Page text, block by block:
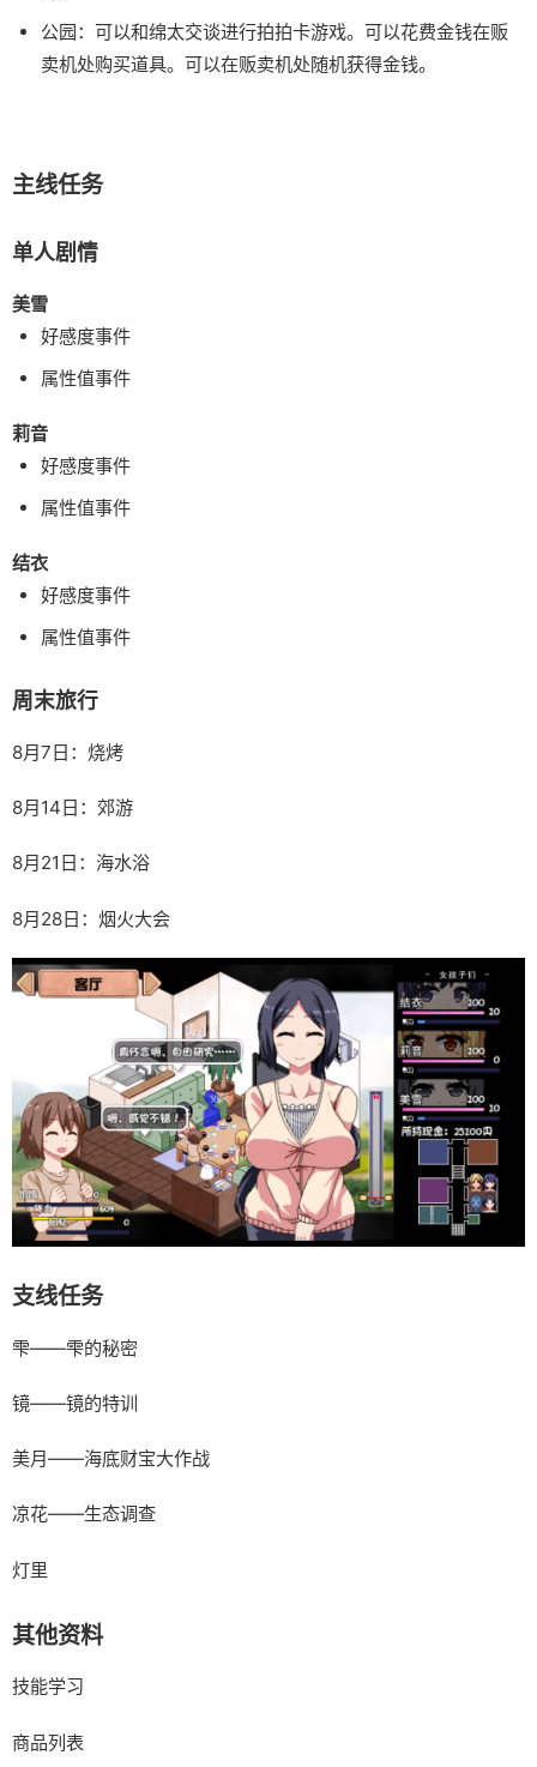
公园：可以和绵太交谈进行拍拍卡游戏。可以花费金钱在贩
卖机处购买道具。可以在贩卖机处随机获得金钱。
主线任务
单人剧情
美雪
好感度事件
属性值事件
莉音
好感度事件
属性值事件
结衣
好感度事件
属性值事件
周末旅行
8月7日：烧烤
8月14日：郊游
8月21日：海水浴
8月28日：烟火大会
支线任务
雫——雫的秘密
镜——镜的特训
美月——海底财宝大作战
凉花——生态调查
灯里
其他资料
技能学习
商品列表